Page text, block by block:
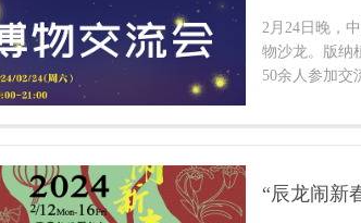
2月24日晚，
物沙龙。版纳
50余人参加交
“辰龙闹新